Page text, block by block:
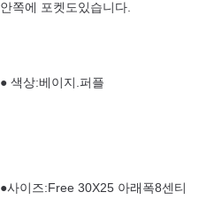
안쪽에 포켓도있습니다.
● 색상:베이지.퍼플
●사이즈:Free 30X25 아래폭8센티